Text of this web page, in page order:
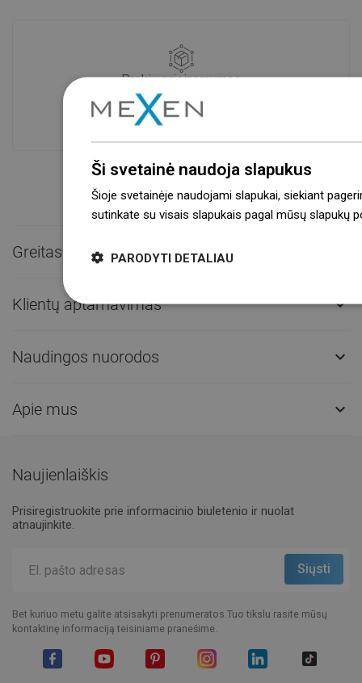
Prekių prieinamumas
Mūsų produktai jūsų laukia moderniame
sandėlyje.Visada pasirengusi išsiųsti!
Greitas kontaktas
Klientų aptarnavimas 
Naudingos nuorodos 
Apie mus 
Naujienlaiškis
Prisiregistruokite prie informacinio biuletenio ir nuolat
atnaujinkite.
Bet kuriuo metu galite atsisakyti prenumeratos.Tuo tikslu rasite mūsų
kontaktinę informaciją teisiniame pranešime.
Ši svetainė naudoja slapukus
Šioje svetainėje naudojami slapukai, siekiant
sutinkate su visais slapukais pagal mūsų slapukų
PARODYTI DETALIAU